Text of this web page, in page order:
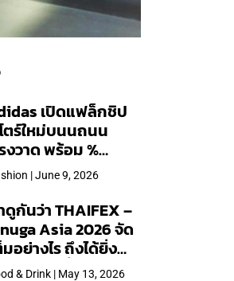
เปิดแฟล็กชิป
ตร์ใหม่บนนถนน
งวาด พร้อม %
และคอลเลก
ชันพิเศษเฉพาะสาขา
| June 9, 2026
ดูกันว่า THAIFEX –
Asia 2026 จัด
มอย่างไร ถึงได้ยิ่ง
ญ่สุดเท่าที่เคยจัดมา
& Drink | May 13, 2026